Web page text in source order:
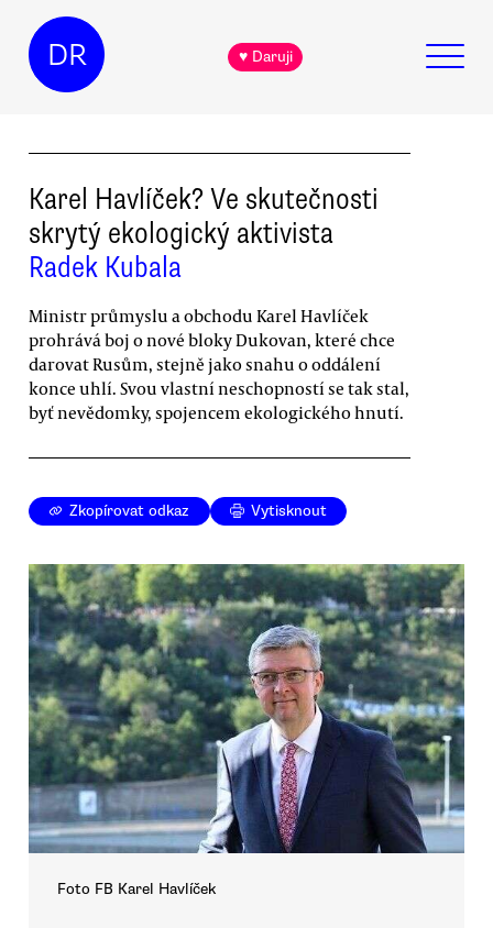
DR ♥ Daruji
Karel Havlíček? Ve skutečnosti
skrytý ekologický aktivista
Radek Kubala
Ministr průmyslu a obchodu Karel Havlíček
prohrává boj o nové bloky Dukovan, které chce
darovat Rusům, stejně jako snahu o oddálení
konce uhlí. Svou vlastní neschopností se tak stal,
byť nevědomky, spojencem ekologického hnutí.
Zkopírovat odkaz Vytisknout
Foto FB Karel Havlíček